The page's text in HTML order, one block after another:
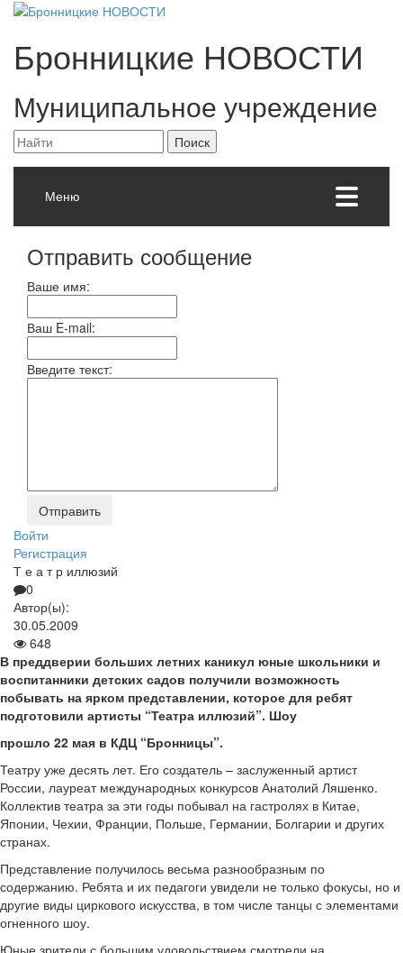
Бронницкие НОВОСТИ
Муниципальное учреждение
Меню
Отправить сообщение
Ваше имя:
Ваш E-mail:
Введите текст:
Войти
Регистрация
Т е а т р иллюзий
0
Автор(ы):
30.05.2009
648
В преддверии больших летних каникул юные школьники и
воспитанники детских садов получили возможность
побывать на ярком представлении, которое для ребят
подготовили артисты “Театра иллюзий”. Шоу
прошло 22 мая в КДЦ “Бронницы”.
Театру уже десять лет. Его создатель – заслуженный артист
России, лауреат международных конкурсов Анатолий Ляшенко.
Коллектив театра за эти годы побывал на гастролях в Китае,
Японии, Чехии, Франции, Польше, Германии, Болгарии и других
странах.
Представление получилось весьма разнообразным по
содержанию. Ребята и их педагоги увидели не только фокусы, но и
другие виды циркового искусства, в том числе танцы с элементами
огненного шоу.